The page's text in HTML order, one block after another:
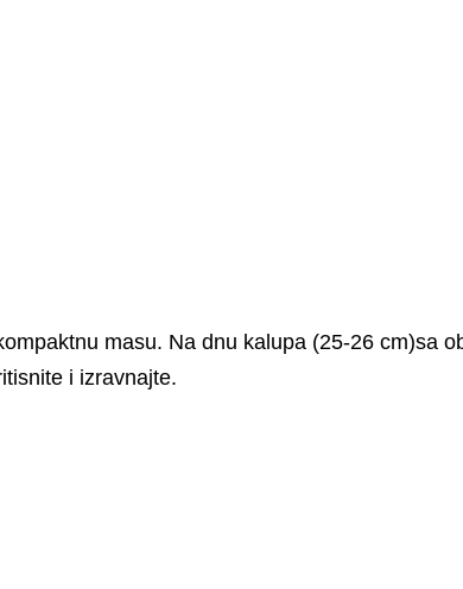
masu. Na dnu kalupa (25-26 cm)sa
i izravnajte.